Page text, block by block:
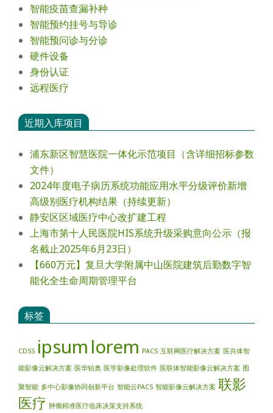
智能疫苗查漏补种
智能预约挂号与导诊
智能预问诊与分诊
硬件设备
身份认证
远程医疗
近期入库项目
浦东新区智慧医院一体化示范项目（含详细招标参数
文件）
2024年度电⼦病历系统功能应⽤⽔平分级评价新增
⾼级别医疗机构结果（持续更新）
静安区区域医疗中心改扩建工程
上海市第十人民医院HIS系统升级采购意向公示（报
名截止2025年6月23日）
【660万元】复旦大学附属中山医院建筑后勤数字智
能化全生命周期管理平台
标签
CDSS ipsum lorem PACS 互联网医疗解决方案 医共体智
能影像云解决方案 医华铂奥 医学影像处理软件 医联体智能影像云解决方案 图
聚智能 多中心影像协同创新平台 智能云PACS 智能影像云解决方案 联影
医疗 肿瘤精准医疗临床决策支持系统